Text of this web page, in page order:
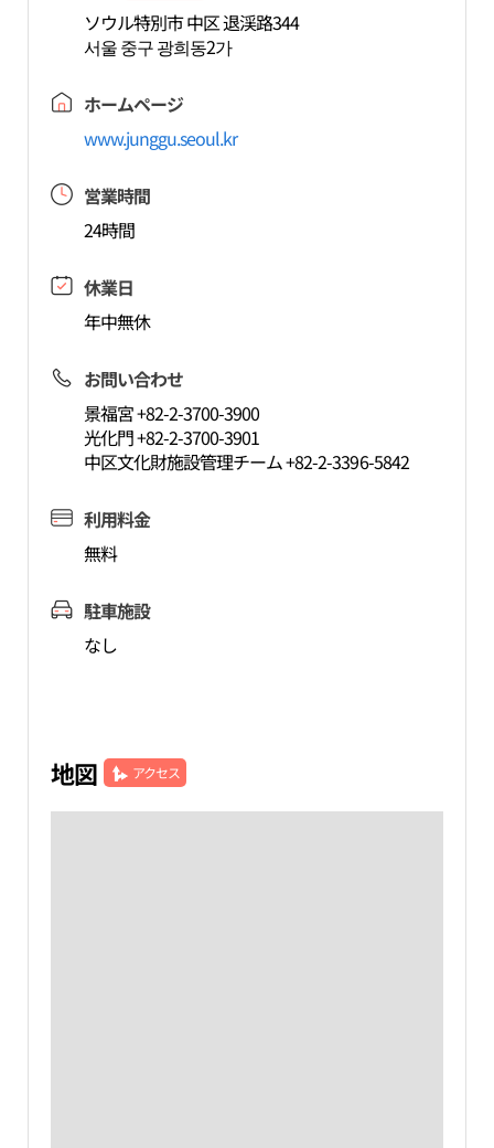
ソウル特別市 中区 退渓路344
서울 중구 광희동2가
ホームページ
www.junggu.seoul.kr
営業時間
24時間
休業日
年中無休
お問い合わせ
景福宮 +82-2-3700-3900
光化門 +82-2-3700-3901
中区文化財施設管理チーム +82-2-3396-5842
利用料金
無料
駐車施設
なし
地図 アクセス